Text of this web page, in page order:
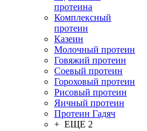
протеина
Комплексный
протеин
Казеин
Молочный протеин
Говяжий протеин
Соевый протеин
Гороховый протеин
Рисовый протеин
Яичный протеин
Протеин Гадяч
+ ЕЩЕ 2